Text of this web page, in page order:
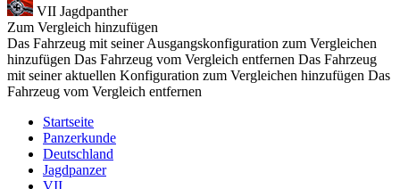
VII Jagdpanther
Zum Vergleich hinzufügen
Das Fahrzeug mit seiner Ausgangskonfiguration zum Vergleichen
hinzufügen Das Fahrzeug vom Vergleich entfernen Das Fahrzeug
mit seiner aktuellen Konfiguration zum Vergleichen hinzufügen Das
Fahrzeug vom Vergleich entfernen
Startseite
Panzerkunde
Deutschland
Jagdpanzer
VII